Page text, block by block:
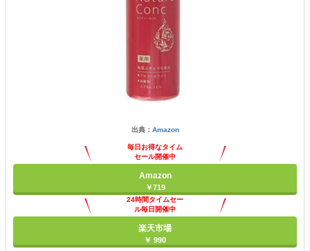
出典： Amazon
毎日お得なタイム
セール開催中
Amazon
￥719
24時間タイムセー
ル毎日開催中
楽天市場
￥ 990